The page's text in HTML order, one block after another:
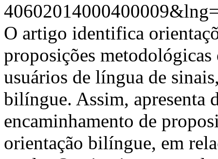
O artigo identifica
proposições metodológicas
usuários de língua de
bilíngue. Assim, apresenta
encaminhamento de
orientação bilíngue, em